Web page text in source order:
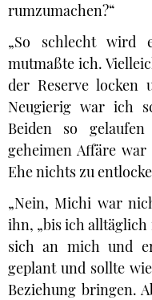
rumzumachen?“
„So schlecht wird
mutmaßte ich.
der Reserve locken
Neugierig war ich
Beiden so
geheimen Affäre
Ehe nichts zu
„Nein, Michi war
ihn, „bis ich
sich an mich und
geplant und sollte
Beziehung bringen.